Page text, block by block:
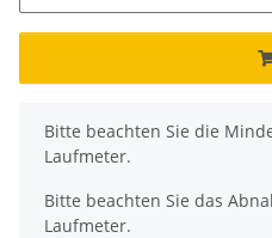
x
Bitte beachten Sie die
Laufmeter.
Bitte beachten Sie das
Laufmeter.